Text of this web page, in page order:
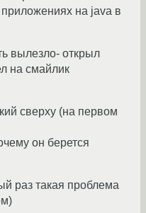
на java в
вылезло- открыл
на смайлик
сверху (на первом
он берется
раз такая проблема